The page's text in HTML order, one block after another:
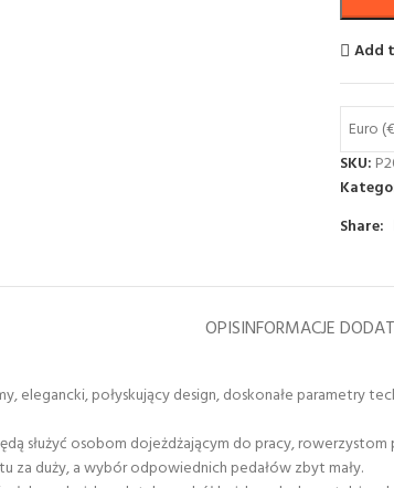
Add
Euro
SKU:
Share:
OPISINFORMACJE
elegancki, połyskujący design, doskonałe parametry
służyć osobom dojeżdżającym do pracy,
duży, a wybór odpowiednich pedałów zbyt mały.